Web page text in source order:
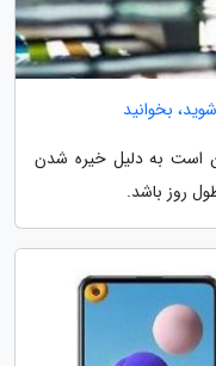
بخوانید
است به دلیل خیره شدن
روز باشد.